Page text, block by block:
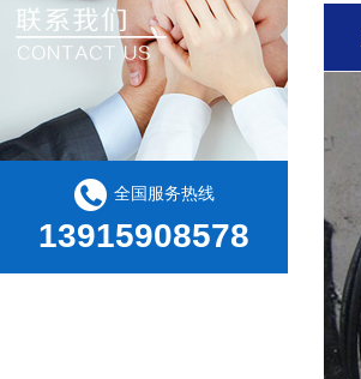
全国服务热线
13915908578